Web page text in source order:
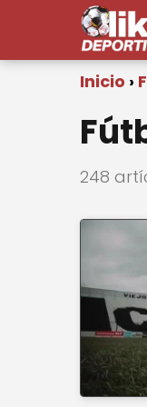
Inicio
248